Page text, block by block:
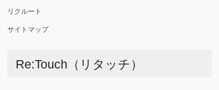
リクルート
サイトマップ
Re:Touch（リタッチ）